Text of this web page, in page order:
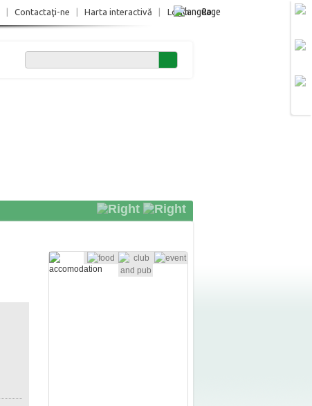
Login Ro
Contactaţi-ne Harta interactivă